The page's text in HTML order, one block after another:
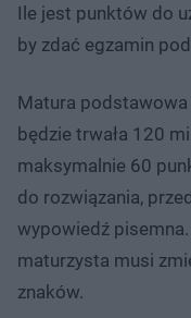
Ile jest punktów do
by zdać egzamin
Matura
będzie trwała 120
maksymalnie 60
do rozwiązania,
wypowiedź
maturzysta musi
znaków.